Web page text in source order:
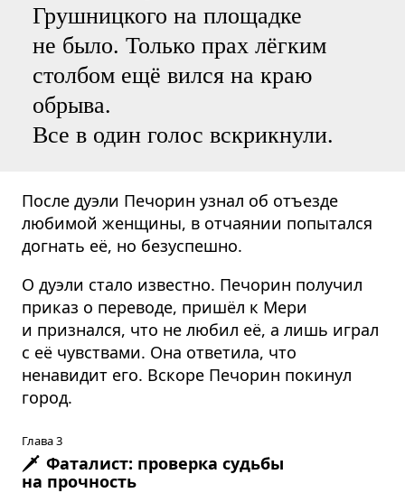
Грушницкого на площадке
не было. Только прах лёгким
столбом ещё вился на краю
обрыва.
Все в один голос вскрикнули.
После дуэли Печорин узнал об отъезде
любимой женщины, в отчаянии попытался
догнать её, но безуспешно.
О дуэли стало известно. Печорин получил
приказ о переводе, пришёл к Мери
и признался, что не любил её, а лишь играл
с её чувствами. Она ответила, что
ненавидит его. Вскоре Печорин покинул
город.
Глава 3
🗡️ Фаталист: проверка судьбы
на прочность